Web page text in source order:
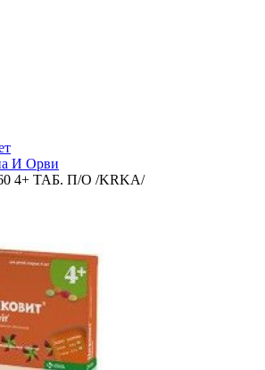
И Орви
4+ ТАБ. П/О /KRKA/